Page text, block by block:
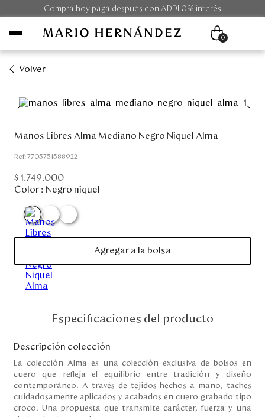
Compra hoy paga después con ADDI 0% interés
Unisex
Viaje
Colecciones
Disney
Mi cuenta
Blog
Servicio al cliente
Nuestras Tiendas
0
Volver
Manos Libres Alma Mediano Negro Niquel Alma
:7705751588922
$ 1.749.000
Color : Negro niquel
Agregar a la bolsa
Especificaciones del producto
Descripción colección
La colección Alma es una colección exclusiva de bolsos en
cuero que refleja el equilibrio entre tradición y diseño
contemporáneo. A través de tejidos hechos a mano, taches
cuidadosamente aplicados y acabados en cuero grabado tipo
croco. Una propuesta que transmite carácter, fuerza y una